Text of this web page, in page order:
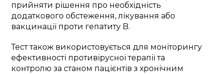
прийняти рішення про необхідність
додаткового обстеження, лікування або
вакцинації проти гепатиту B.
Тест також використовується для моніторингу
ефективності противірусної терапії та
контролю за станом пацієнтів з хронічним